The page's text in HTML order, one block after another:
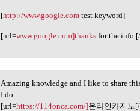
[http://www.google.com test keyword]
[url=www.google.com]thanks for the info
Amazing knowledge and I like
Amazing knowledge and I like to share
I do.
[url=https://114onca.com/]온라인카지노